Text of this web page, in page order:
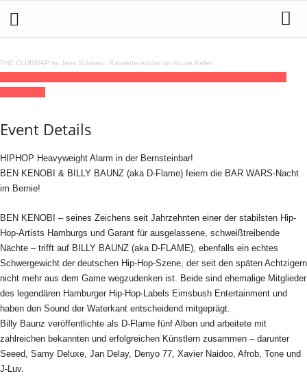
THE CLUBMAP by Jens Schwan · Kassettenkinder im House Keller
Event Details
HIPHOP Heavyweight Alarm in der Bernsteinbar!
BEN KENOBI & BILLY BAUNZ (aka D-Flame) feiern die BAR WARS-Nacht
im Bernie!
BEN KENOBI – seines Zeichens seit Jahrzehnten einer der stabilsten Hip-
Hop-Artists Hamburgs und Garant für ausgelassene, schweißtreibende
Nächte – trifft auf BILLY BAUNZ (aka D-FLAME), ebenfalls ein echtes
Schwergewicht der deutschen Hip-Hop-Szene, der seit den späten Achtzigern
nicht mehr aus dem Game wegzudenken ist. Beide sind ehemalige Mitglieder
des legendären Hamburger Hip-Hop-Labels Eimsbush Entertainment und
haben den Sound der Waterkant entscheidend mitgeprägt.
Billy Baunz veröffentlichte als D-Flame fünf Alben und arbeitete mit
zahlreichen bekannten und erfolgreichen Künstlern zusammen – darunter
Seeed, Samy Deluxe, Jan Delay, Denyo 77, Xavier Naidoo, Afrob, Tone und
J-Luv.